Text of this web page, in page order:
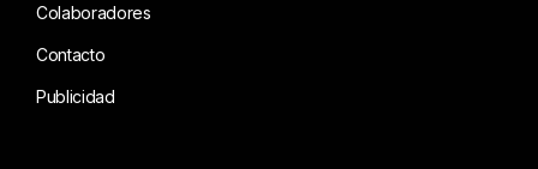
Colaboradores
Contacto
Publicidad